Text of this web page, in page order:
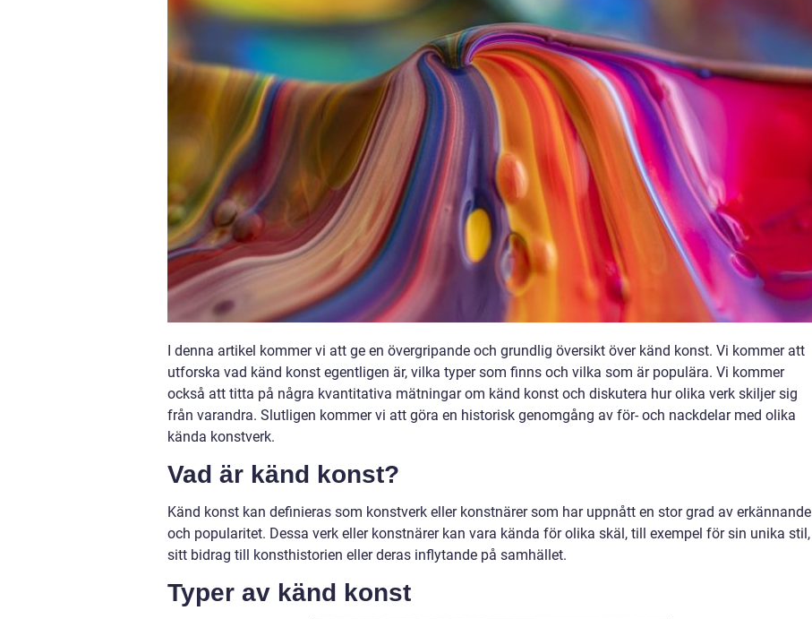
I denna artikel kommer vi att ge en övergripande och grundlig översikt över känd konst. Vi kommer att
utforska vad känd konst egentligen är, vilka typer som finns och vilka som är populära. Vi kommer
också att titta på några kvantitativa mätningar om känd konst och diskutera hur olika verk skiljer sig
från varandra. Slutligen kommer vi att göra en historisk genomgång av för- och nackdelar med olika
kända konstverk.
Vad är känd konst?
Känd konst kan definieras som konstverk eller konstnärer som har uppnått en stor grad av erkännande
och popularitet. Dessa verk eller konstnärer kan vara kända för olika skäl, till exempel för sin unika stil,
sitt bidrag till konsthistorien eller deras inflytande på samhället.
Typer av känd konst